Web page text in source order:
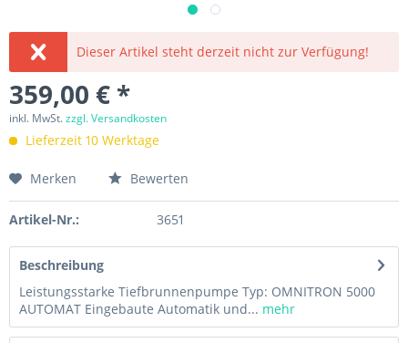
Dieser Artikel steht derzeit nicht zur Verfügung!
359,00 € *
inkl. MwSt.zzgl. Versandkosten
Lieferzeit 10 Werktage
Merken Bewerten
Artikel-Nr.: 3651
Beschreibung
Leistungsstarke Tiefbrunnenpumpe Typ: OMNITRON 5000
AUTOMAT Eingebaute Automatik und... mehr